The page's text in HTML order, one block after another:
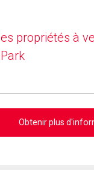
propriétés à
Obtenir plus